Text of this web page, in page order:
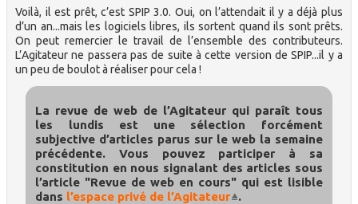
Voilà, il est prêt, c’est SPIP 3.0. Oui, on l’attendait il y a déjà plus
d’un an...mais les logiciels libres, ils sortent quand ils sont prêts.
On peut remercier le travail de l’ensemble des contributeurs.
L’Agitateur ne passera pas de suite à cette version de SPIP...il y a
un peu de boulot à réaliser pour cela !
La revue de web de l’Agitateur qui paraît tous
les lundis est une sélection forcément
subjective d’articles parus sur le web la semaine
précédente. Vous pouvez participer à sa
constitution en nous signalant des articles sous
l’article "Revue de web en cours" qui est lisible
dans l’espace privé de l’Agitateur .